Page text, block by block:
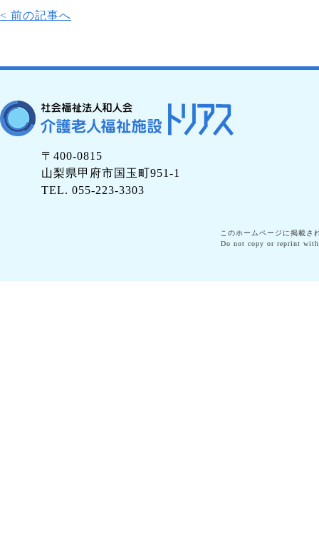
< 前の記事へ
〒400-0815
山梨県甲府市国玉町951-1
TEL. 055-223-3303
このホームページに掲載さ
Do not copy or reprint